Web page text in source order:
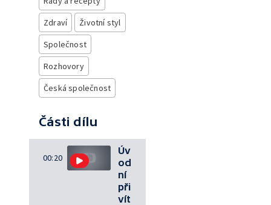
Zdraví
Životní styl
Společnost
Rozhovory
Česká společnost
Části dílu
00:20
Úv
od
ní
při
vít